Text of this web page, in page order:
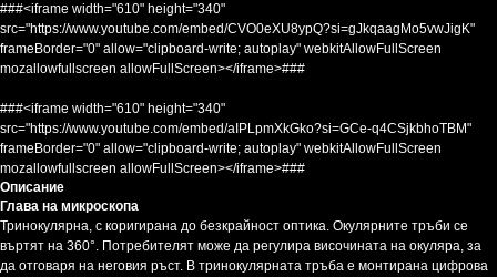
###<iframe width="610" height="340"
src="https://www.youtube.com/embed/CVO0eXU8ypQ?si=gJkqaagMo5vwJigK"
frameBorder="0" allow="clipboard-write; autoplay" webkitAllowFullScreen
mozallowfullscreen allowFullScreen></iframe>###
###<iframe width="610" height="340"
src="https://www.youtube.com/embed/aIPLpmXkGko?si=GCe-q4CSjkbhoTBM"
frameBorder="0" allow="clipboard-write; autoplay" webkitAllowFullScreen
mozallowfullscreen allowFullScreen></iframe>###
Описание
Глава на микроскопа
Тринокулярна, с коригирана до безкрайност оптика. Окулярните тръби се
въртят на 360°. Потребителят може да регулира височината на окуляра, за
да отговаря на неговия ръст. В тринокулярната тръба е монтирана цифрова